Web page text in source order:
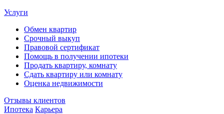
Услуги
Обмен квартир
Срочный выкуп
Правовой сертификат
Помощь в получении ипотеки
Продать квартиру, комнату
Сдать квартиру или комнату
Оценка недвижимости
Отзывы клиентов
Ипотека Карьера